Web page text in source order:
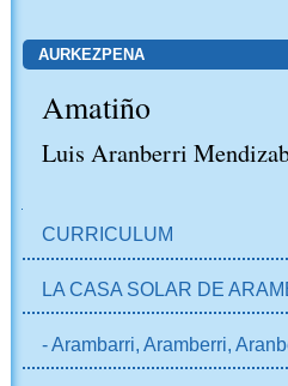
AURKEZPENA
Amatiño
Luis Aranberri
CURRICULUM
LA CASA SOLAR DE
- Arambarri, Aramberri,